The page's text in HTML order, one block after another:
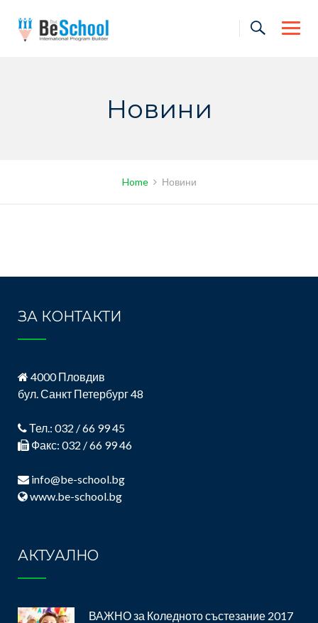
content
Новини
Home Новини
ЗА КОНТАКТИ
4000 Пловдив
бул. Санкт Петербург 48
Тел.: 032 / 66 99 45
Факс: 032 / 66 99 46
info@be-school.bg
www.be-school.bg
АКТУАЛНО
ВАЖНО за Коледното състезание 2017